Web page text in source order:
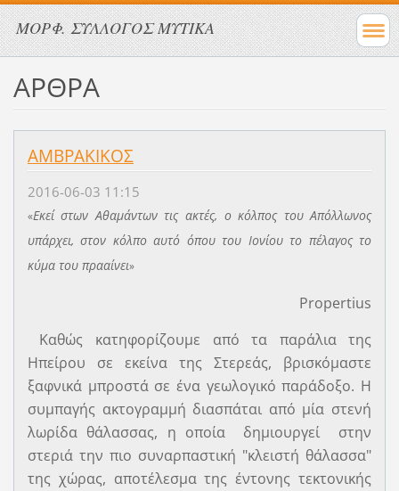
ΜΟΡΦ. ΣΥΛΛΟΓΟΣ ΜΥΤΙΚΑ
ΑΡΘΡΑ
ΑΜΒΡΑΚΙΚΟΣ
2016-06-03 11:15
«Εκεί στων Αθαμάντων τις ακτές, ο κόλπος του Απόλλωνος
υπάρχει, στον κόλπο αυτό όπου του Ιονίου το πέλαγος το
κύμα του πρααίνει»
Propertius
Καθώς κατηφορίζουμε από τα παράλια της
Ηπείρου σε εκείνα της Στερεάς, βρισκόμαστε
ξαφνικά μπροστά σε ένα γεωλογικό παράδοξο. Η
συμπαγής ακτογραμμή διασπάται από μία στενή
λωρίδα θάλασσας, η οποία δημιουργεί στην
στεριά την πιο συναρπαστική "κλειστή θάλασσα"
της χώρας, αποτέλεσμα της έντονης τεκτονικής